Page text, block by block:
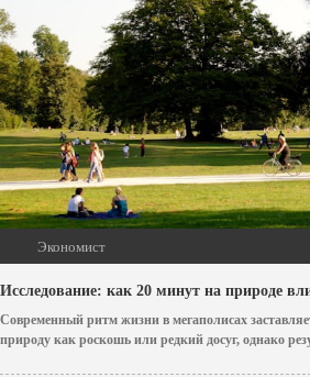
Экономист
Исследование: как 20 минут на природе
Современный ритм жизни в мегаполисах
природу как роскошь или редкий досуг, однако